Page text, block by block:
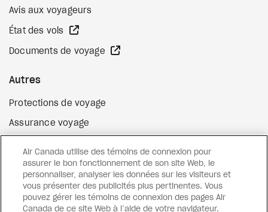
Avis aux voyageurs
État des vols
Documents de voyage
Autres
Protections de voyage
Assurance voyage
Surclassement de vol
Cartes-cadeaux Site Web externe
Air Canada utilise des témoins de connexion pour
assurer le bon fonctionnement de son site Web, le
personnaliser, analyser les données sur les visiteurs et
vous présenter des publicités plus pertinentes. Vous
pouvez gérer les témoins de connexion des pages Air
Canada de ce site Web à l’aide de votre navigateur.